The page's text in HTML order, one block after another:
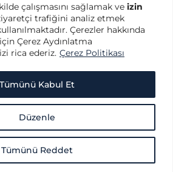
çalışmasını sağlamak ve izin
trafiğini analiz etmek
Çerezler hakkında
Çerez Aydınlatma
rica ederiz. Çerez Politikası
Düzenle
Tümünü Reddet
Tümünü Kabul Et
Data